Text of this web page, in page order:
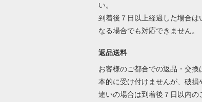
い。
到着後７日以上経過した場合は
なる場合でも対応できません。
返品送料
お客様のご都合での返品・交換
本的に受け付けませんが、破損
違いの場合は到着後７日以内の